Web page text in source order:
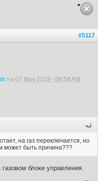
#5117
на 07 May 2019 - 08:58 AM
на газ переключается, но
может быть причина???
блоке управления.